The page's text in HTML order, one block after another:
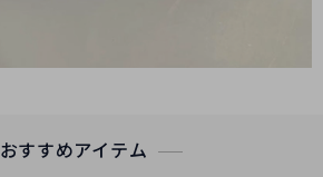
おすすめアイテム